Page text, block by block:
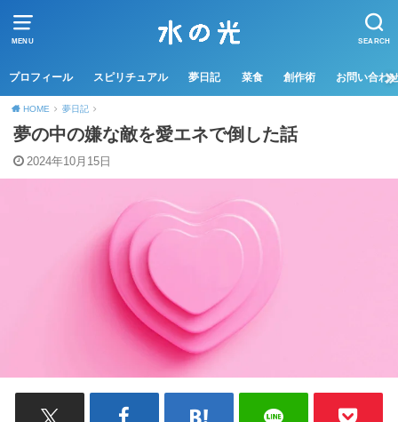
MENU SEARCH
プロフィール スピリチュアル 夢日記 菜食 創作術 お問い合わ
HOME 夢日記
夢の中の嫌な敵を愛エネで倒した話
2024年10月15日